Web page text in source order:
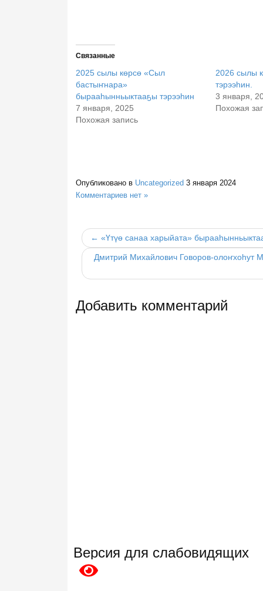
Связанные
2025 сылы көрсө «Сыл
баcтыҥнара»
бырааһынньыктааҕы тэрээһин
7 января, 2025
Похожая запись
2026 сылы
тэрээһин.
3 января,
Похожая
Опубликовано в Uncategorized 3 января 2024
Комментариев нет »
← «Үтүө санаа харыйата»
Дмитрий Михайлович Говоров-олоҥхоһут
Добавить комментарий
Версия для слабовидящих